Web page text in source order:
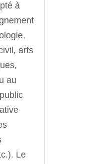
à
arts
au
Le